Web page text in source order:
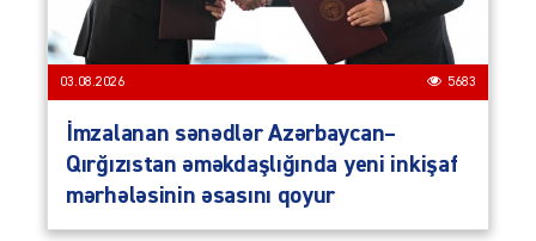
03.08.2026 5683
İmzalanan sənədlər Azərbaycan–
Qırğızıstan əməkdaşlığında yeni inkişaf
mərhələsinin əsasını qoyur